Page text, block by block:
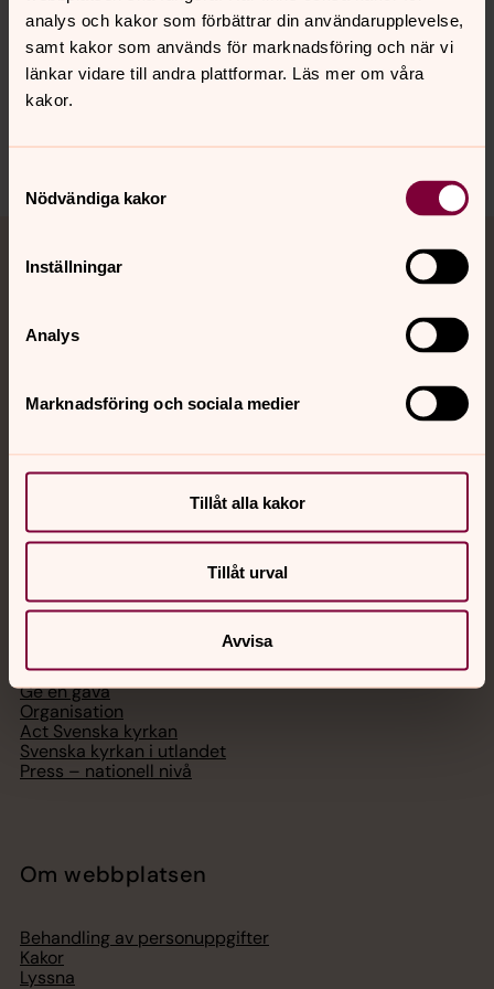
analys och kakor som förbättrar din användarupplevelse,
samt kakor som används för marknadsföring och när vi
länkar vidare till andra plattformar. Läs mer om våra
kakor.
Nödvändiga kakor
Inställningar
Analys
Marknadsföring och sociala medier
Tillåt alla kakor
Tillåt urval
Avvisa
antologier relaterade till respektive workshop.
Dela
Jourhavande präst
Akut samtals- och krisstöd. Prata eller chatta anonymt
med en präst på kvällar och nätter.
Chatt
Telefon 112
Lediga jobb
Ge en gåva
Organisation
Act Svenska kyrkan
Svenska kyrkan i utlandet
Press – nationell nivå
Om webbplatsen
Behandling av personuppgifter
Kakor
Lyssna